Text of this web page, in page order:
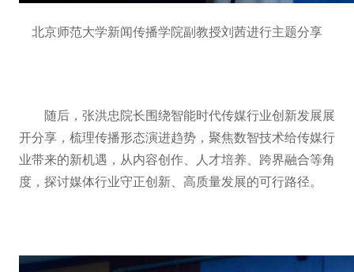
北京师范大学新闻传播学院副教授刘茜进行主题分享
随后，张洪忠院长围绕智能时代传媒行业创新发展展
开分享，梳理传播形态演进趋势，聚焦数智技术给传媒行
业带来的新机遇，从内容创作、人才培养、跨界融合等角
度，探讨媒体行业守正创新、高质量发展的可行路径。